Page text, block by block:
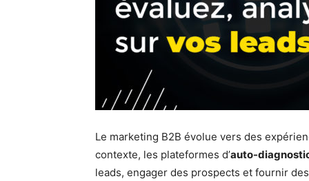
Le marketing B2B évolue vers des
contexte, les plateformes d’auto-
leads, engager des prospects et fournir